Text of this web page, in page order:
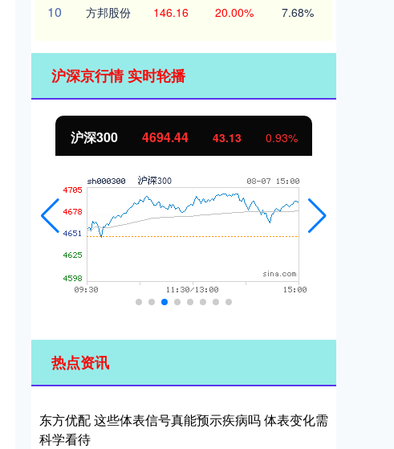
10 方邦股份 146.16 20.00% 7.68%
沪深京行情 实时轮播
43.13 0.93% 北证50
热点资讯
东方优配 这些体表信号真能预示疾病吗 体表变化需
科学看待